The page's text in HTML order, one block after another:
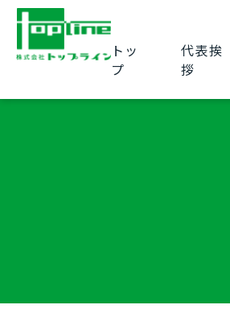
トッ
プ
代表挨
拶